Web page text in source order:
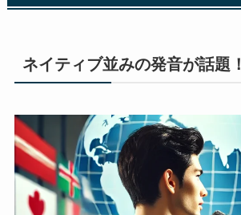
ネイティブ並みの発音が話題！